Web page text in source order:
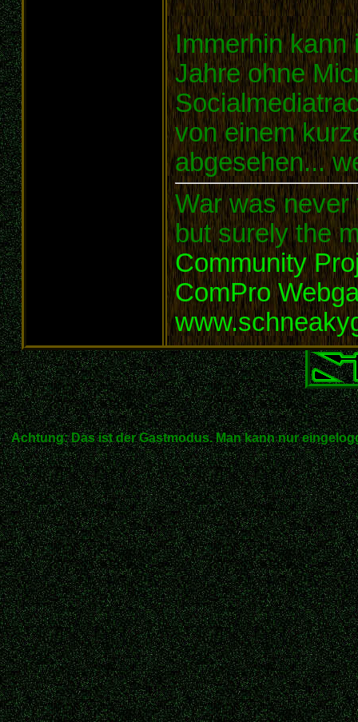
Immerhin kann
Jahre ohne
von einem
abgesehen...
War was never
but surely the
Community
ComPro
Achtung: Das ist der Gastmodus. Man kann nur